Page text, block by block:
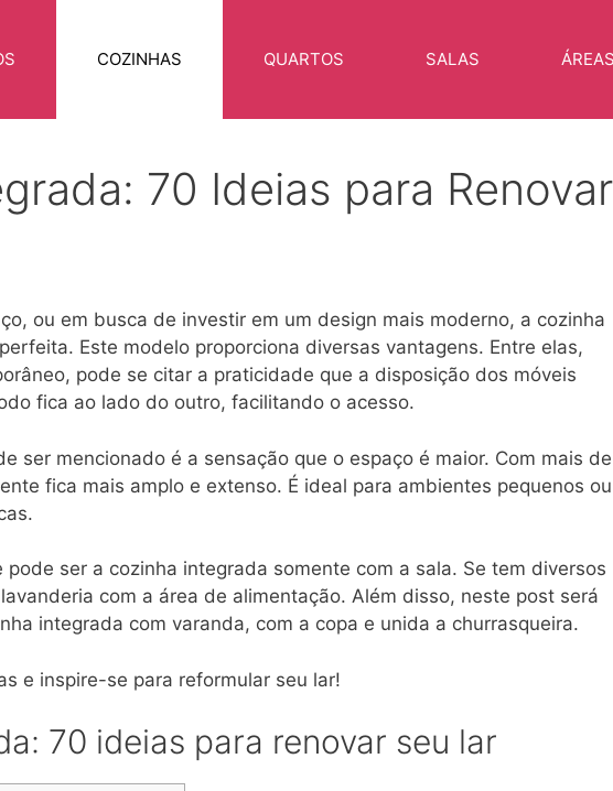
COZINHAS QUARTOS SALAS
70 Ideias para Renovar
ou em busca de investir em um design mais moderno, a cozinha
Este modelo proporciona diversas vantagens. Entre elas,
pode se citar a praticidade que a disposição dos móveis
fica ao lado do outro, facilitando o acesso.
ser mencionado é a sensação que o espaço é maior. Com mais de
fica mais amplo e extenso. É ideal para ambientes pequenos ou
pode ser a cozinha integrada somente com a sala. Se tem diversos
com a área de alimentação. Além disso, neste post será
integrada com varanda, com a copa e unida a churrasqueira.
e inspire-se para reformular seu lar!
70 ideias para renovar seu lar